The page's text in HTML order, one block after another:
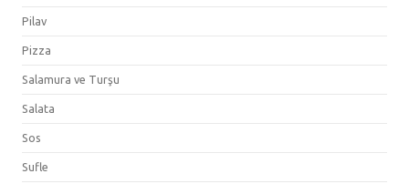
Pilav
Pizza
Salamura ve Turşu
Salata
Sos
Sufle